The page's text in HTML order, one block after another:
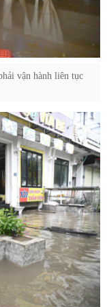
vận hành liên tục